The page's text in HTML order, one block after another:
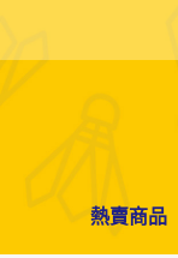
熱賣商品